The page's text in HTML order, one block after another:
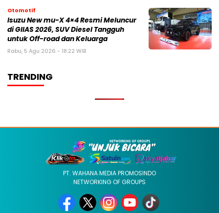
Otomotif
Isuzu New mu-X 4×4 Resmi Meluncur
di GIIAS 2026, SUV Diesel Tangguh
untuk Off-road dan Keluarga
Rabu, 5 Agu 2026 - 18:22 WIB
TRENDING
PT. WAHANA MEDIA PROMOSINDO
NETWORKING OF GROUPS